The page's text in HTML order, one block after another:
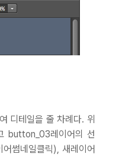
디테일을 줄 차례다. 위
button_03레이어의 선
썸네일클릭), 새레이어